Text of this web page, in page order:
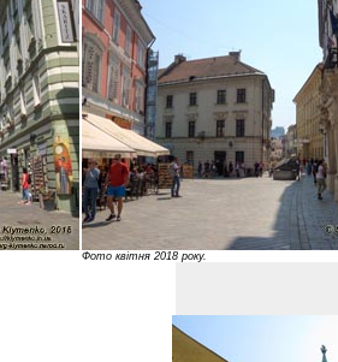
Фото квітня 2018 року.